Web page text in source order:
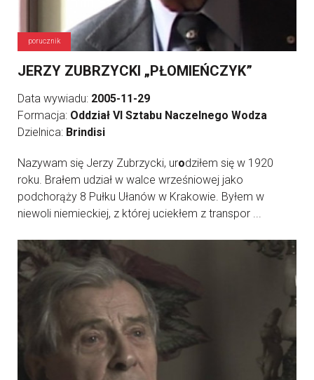
porucznik
JERZY ZUBRZYCKI „PŁOMIEŃCZYK”
Data wywiadu: 2005-11-29
Formacja: Oddział VI Sztabu Naczelnego Wodza
Dzielnica: Brindisi
Nazywam się Jerzy Zubrzycki, urodziłem się w 1920
roku. Brałem udział w walce wrześniowej jako
podchorąży 8 Pułku Ułanów w Krakowie. Byłem w
niewoli niemieckiej, z której uciekłem z transpor ...